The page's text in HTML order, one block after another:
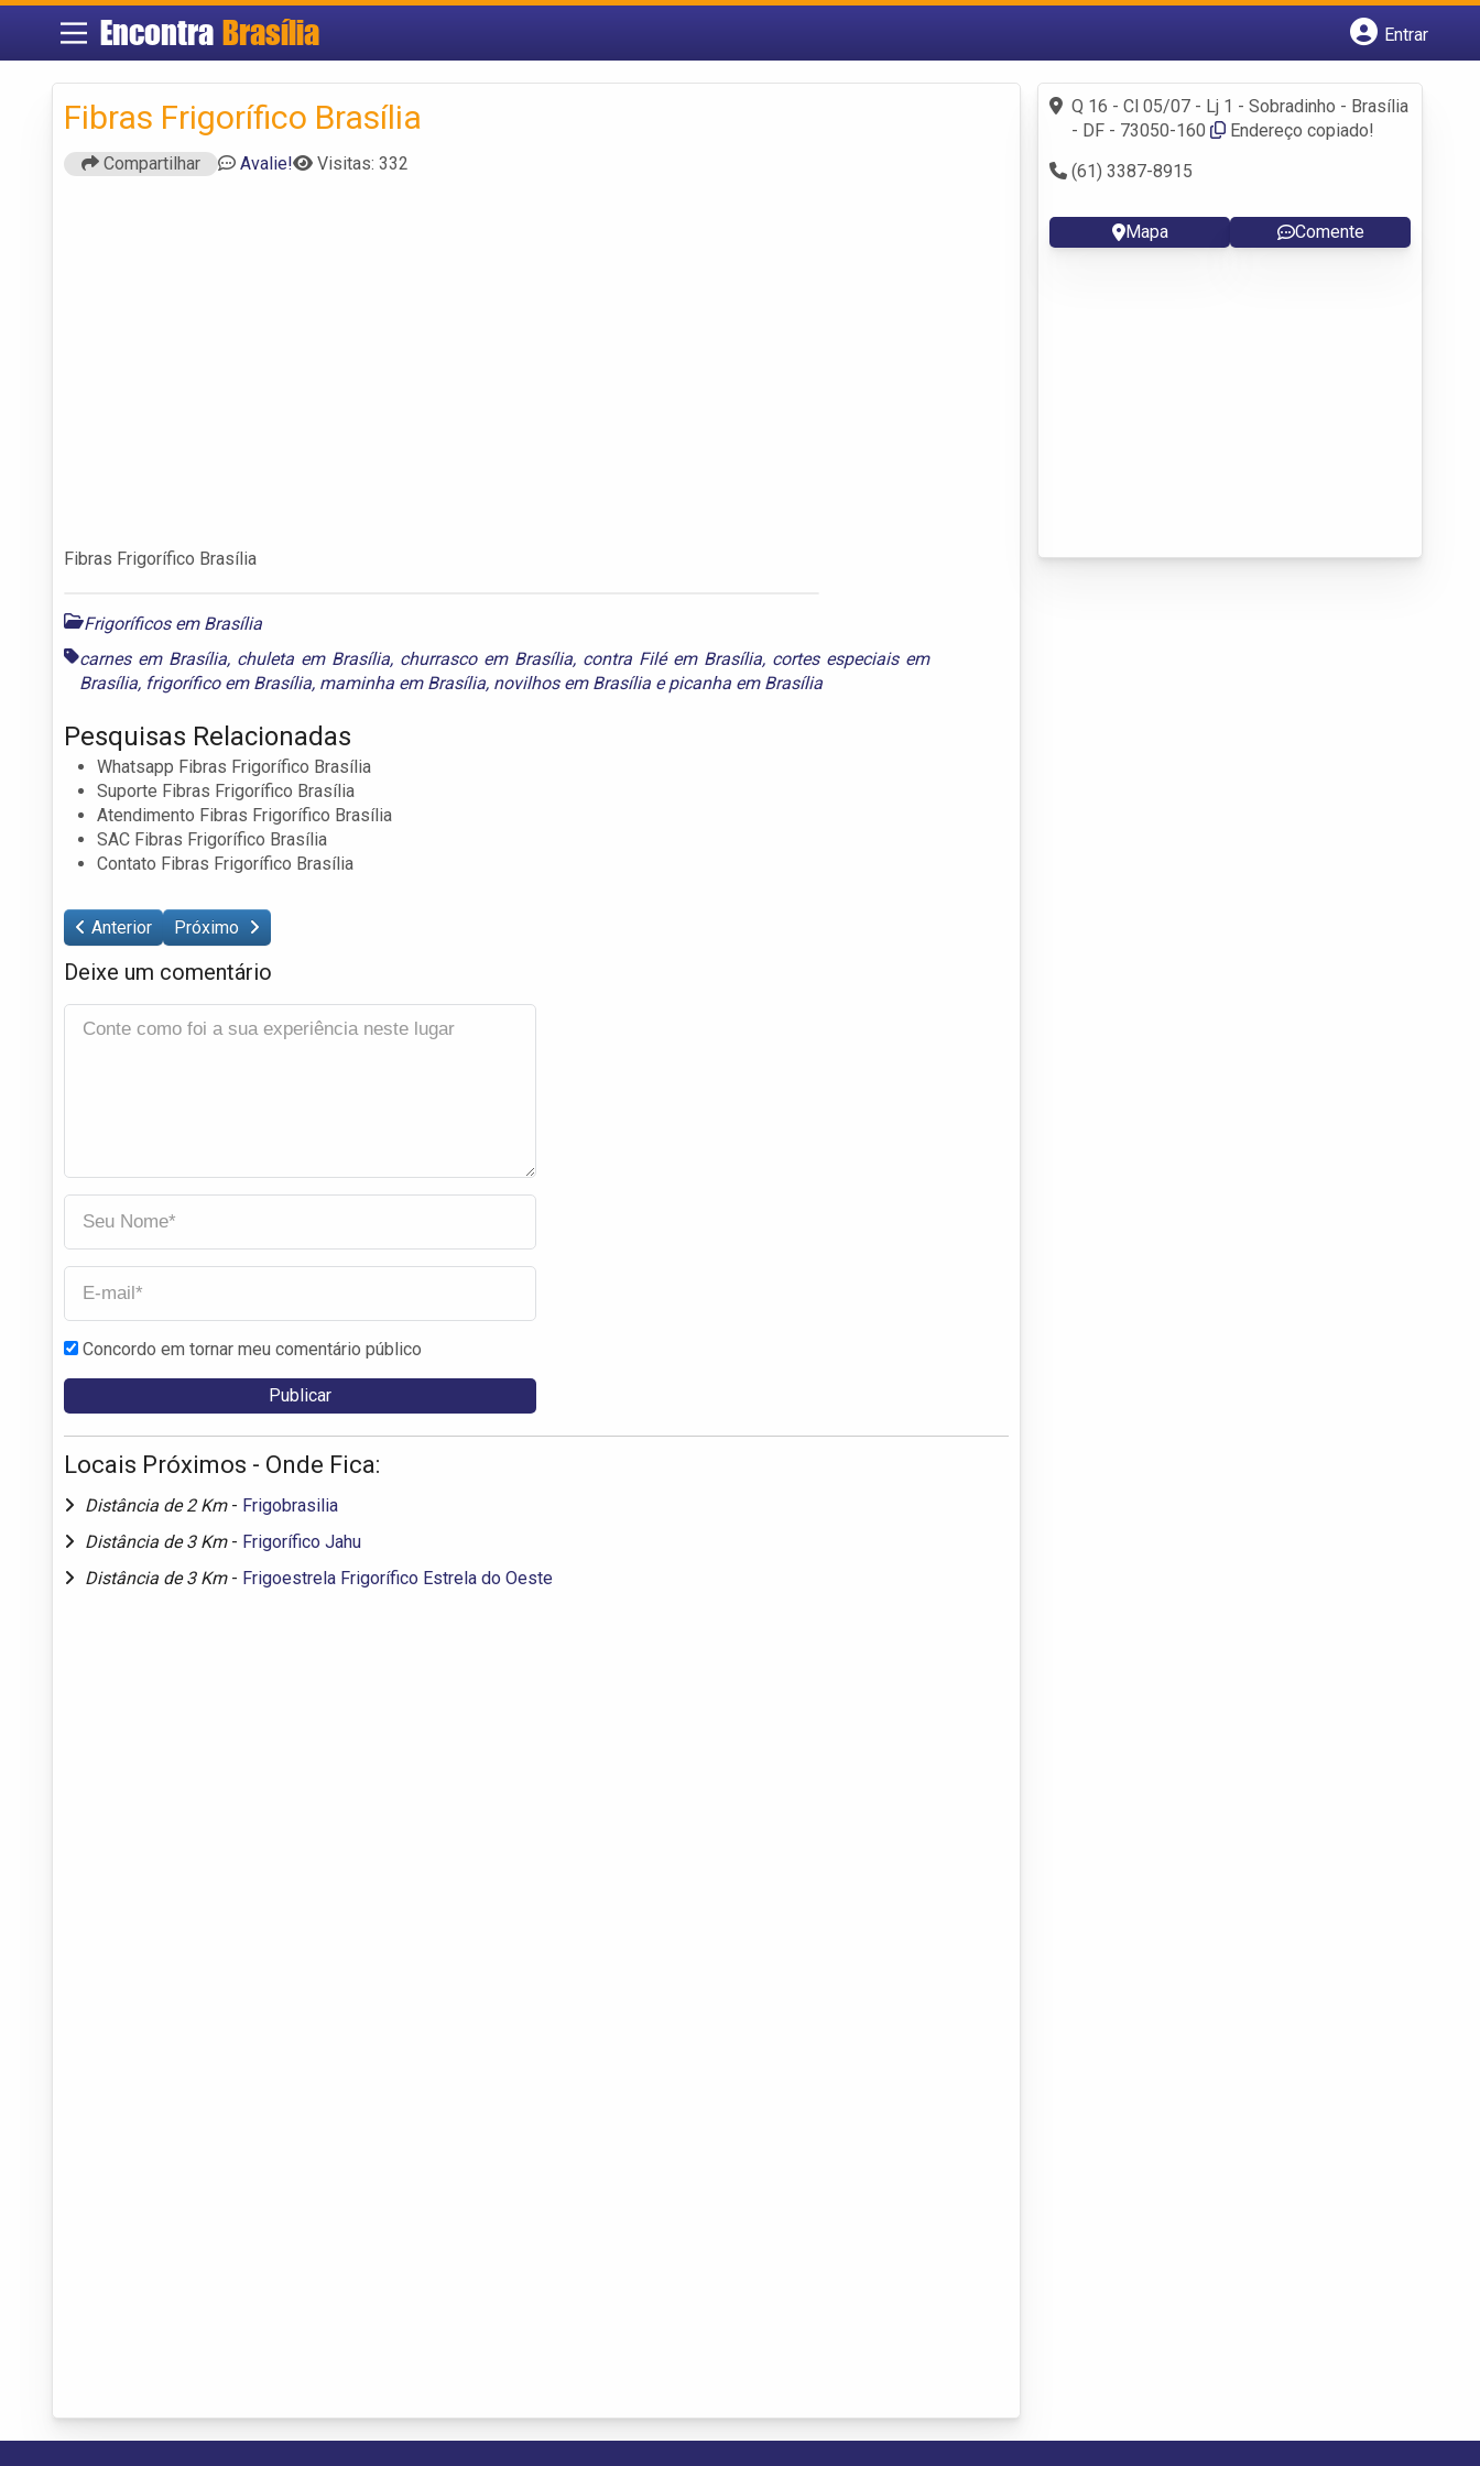
Encontra Brasília
Entrar
Fazer login
Criar conta
Fibras Frigorífico Brasília
Compartilhar Avalie! Visitas: 332
Fibras Frigorífico Brasília
Frigoríficos em Brasília
carnes em Brasília, chuleta em Brasília, churrasco em Brasília, contra Filé em Brasília, cortes especiais em
Brasília, frigorífico em Brasília, maminha em Brasília, novilhos em Brasília epicanha em Brasília
Pesquisas Relacionadas
Whatsapp Fibras Frigorífico Brasília
Suporte Fibras Frigorífico Brasília
Atendimento Fibras Frigorífico Brasília
SAC Fibras Frigorífico Brasília
Contato Fibras Frigorífico Brasília
Anterior Próximo
Deixe um comentário
Concordo em tornar meu comentário público
Locais Próximos - Onde Fica:
Distância de 2 Km - Frigobrasilia
Distância de 3 Km - Frigorífico Jahu
Distância de 3 Km - Frigoestrela Frigorífico Estrela do Oeste
Q 16 - Cl 05/07 - Lj 1 - Sobradinho - Brasília
- DF - 73050-160
Endereço copiado!
(61) 3387-8915
Mapa Comente